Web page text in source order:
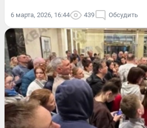
6 марта, 2026, 16:44 439 Обсудить